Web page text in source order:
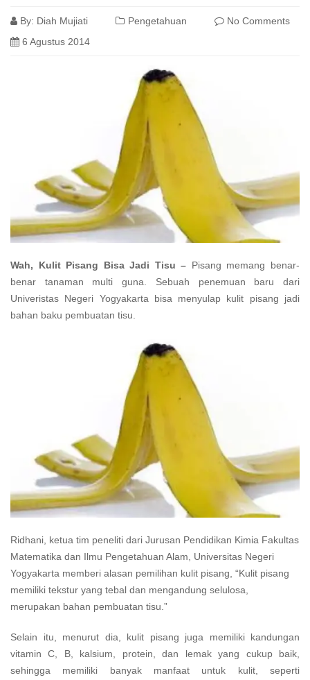
By: Diah Mujiati Pengetahuan
No Comments
6 Agustus 2014
Wah, Kulit Pisang Bisa Jadi Tisu – Pisang memang benar-
benar tanaman multi guna. Sebuah penemuan baru dari
Univeristas Negeri Yogyakarta bisa menyulap kulit pisang jadi
bahan baku pembuatan tisu.
Ridhani, ketua tim peneliti dari Jurusan Pendidikan Kimia Fakultas
Matematika dan Ilmu Pengetahuan Alam, Universitas Negeri
Yogyakarta memberi alasan pemilihan kulit pisang, “Kulit pisang
memiliki tekstur yang tebal dan mengandung selulosa,
merupakan bahan pembuatan tisu.”
Selain itu, menurut dia, kulit pisang juga memiliki kandungan
vitamin C, B, kalsium, protein, dan lemak yang cukup baik,
sehingga memiliki banyak manfaat untuk kulit, seperti